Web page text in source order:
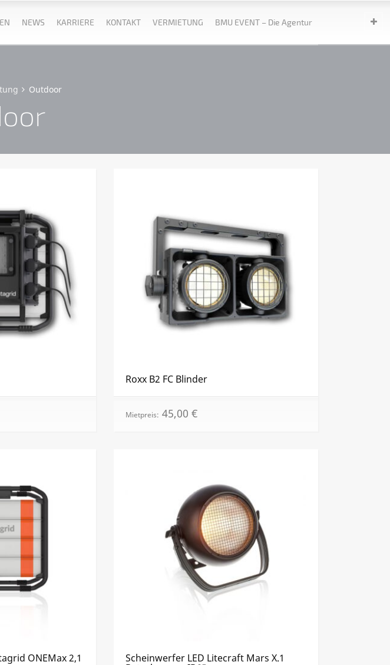
NEWS KARRIERE KONTAKT VERMIETUNG BMU EVENT – Die Agentur
Outdoor
Roxx B2 FC Blinder
Mietpreis: 45,00€
ONEMax 2,1 Scheinwerfer LED Litecraft Mars X.1